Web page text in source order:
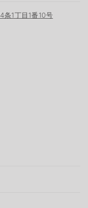
条1丁目1番10号